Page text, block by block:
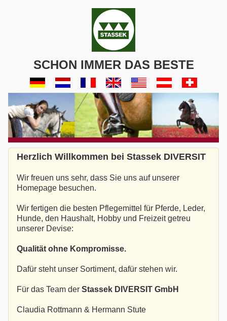
SCHON IMMER DAS BESTE
Herzlich Willkommen bei Stassek DIVERSIT
Wir freuen uns sehr, dass Sie uns auf unserer
Homepage besuchen.
Wir fertigen die besten Pflegemittel für Pferde, Leder,
Hunde, den Haushalt, Hobby und Freizeit getreu
unserer Devise:
Qualität ohne Kompromisse.
Dafür steht unser Sortiment, dafür stehen wir.
Für das Team der Stassek DIVERSIT GmbH
Claudia Rottmann & Hermann Stute